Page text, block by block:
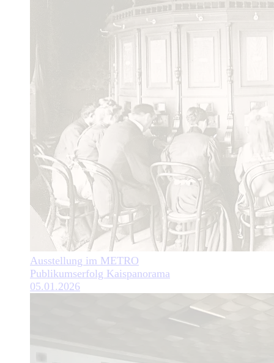
Ausstellung im METRO
Publikumserfolg Kaispanorama
05.01.2026